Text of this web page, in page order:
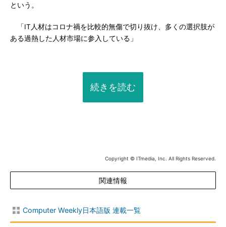
という。
「IT人材はコロナ禍を比較的無傷で切り抜け、多くの選択肢が
ある過熱した人材市場に参入している」
続きを読む
Copyright © ITmedia, Inc. All Rights Reserved.
関連情報
Computer Weekly日本語版 連載一覧